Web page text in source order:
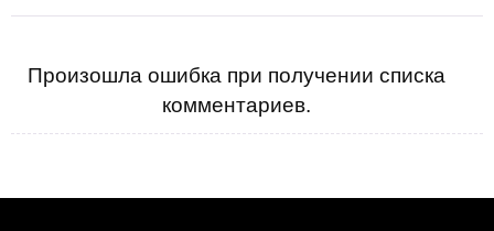
Произошла ошибка при получении списка
комментариев.